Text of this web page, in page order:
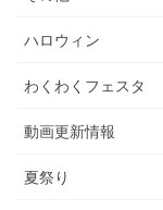
ハロウィン
わくわくフェスタ
動画更新情報
夏祭り